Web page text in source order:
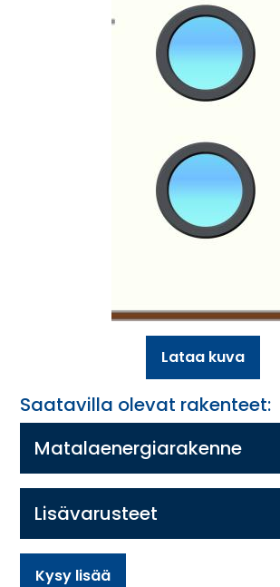
Lataa kuva
Saatavilla olevat rakenteet:
Matalaenergiarakenne
Lisävarusteet
Kysy lisää